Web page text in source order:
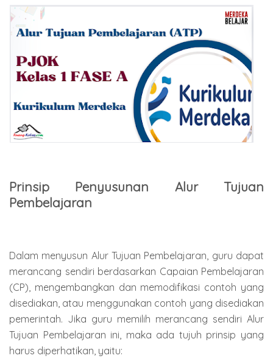
Prinsip Penyusunan Alur Tujuan
Pembelajaran
Dalam menyusun Alur Tujuan Pembelajaran, guru dapat
merancang sendiri berdasarkan Capaian Pembelajaran
(CP), mengembangkan dan memodifikasi contoh yang
disediakan, atau menggunakan contoh yang disediakan
pemerintah. Jika guru memilih merancang sendiri Alur
Tujuan Pembelajaran ini, maka ada tujuh prinsip yang
harus diperhatikan, yaitu: